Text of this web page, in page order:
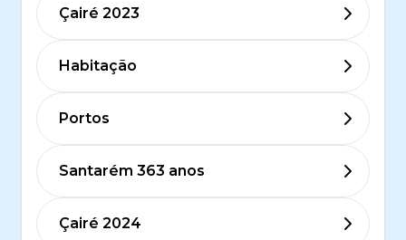
Çairé 2023
Habitação
Portos
Santarém 363 anos
Çairé 2024